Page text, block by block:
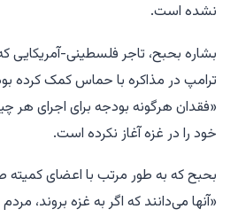
نشده است.
بشاره بحبح، تاجر فلسطینی-آمریکایی
ترامپ در مذاکره با حماس کمک کرده
«فقدان هرگونه بودجه برای اجرای هر
خود را در غزه آغاز نکرده است.
بحبح که به طور مرتب با اعضای
«آنها می‌دانند که اگر به غزه بروند،